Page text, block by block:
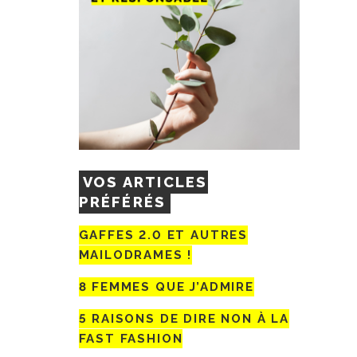
VOS ARTICLES
PRÉFÉRÉS
GAFFES 2.0 ET AUTRES
MAILODRAMES !
8 FEMMES QUE J’ADMIRE
5 RAISONS DE DIRE NON À LA
FAST FASHION